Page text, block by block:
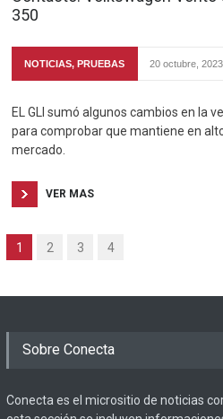
350
NOTICIAS,PRUEBAS 20 octubre, 2023
EL GLI sumó algunos cambios en la
para comprobar que mantiene en
mercado.
VER MAS
1 2 3 4
Sobre Conecta
Conecta es el micrositio de noticias